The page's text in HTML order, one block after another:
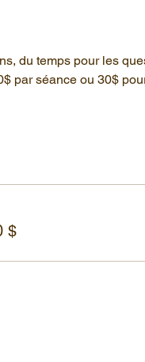
du temps pour les
par séance ou 30$
$